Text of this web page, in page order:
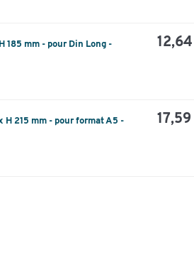
185 mm - pour Din Long -
H 215 mm - pour format A5 -